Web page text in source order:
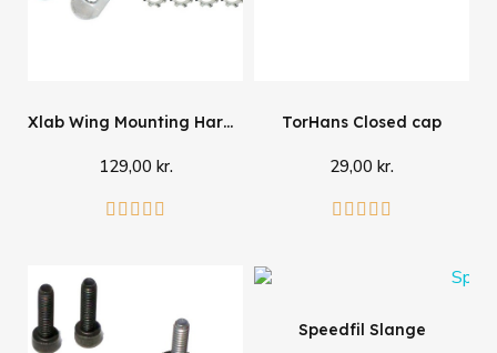
Xlab Wing Mounting Hardware
129,00 kr.
    
TorHans Closed cap
29,00 kr.
    
Speedfil Slange